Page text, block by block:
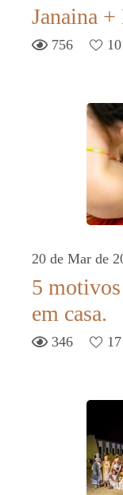
Janaina
756 10
20 de Mar de
5 motivos
em casa.
346 17